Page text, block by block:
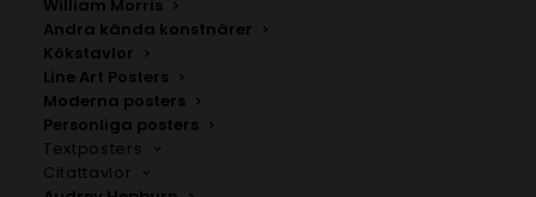
William Morris
Andra kända konstnärer
Kökstavlor
Line Art Posters
Moderna posters
Personliga posters
Textposters
Citattavlor
Linköping Poster
Fr.129.00kr